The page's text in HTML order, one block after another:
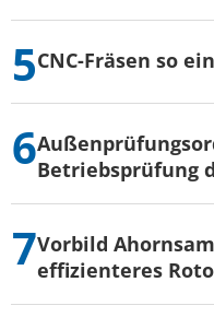
CNC-Fräsen so
Betriebsprüfung
Vorbild
effizienteres